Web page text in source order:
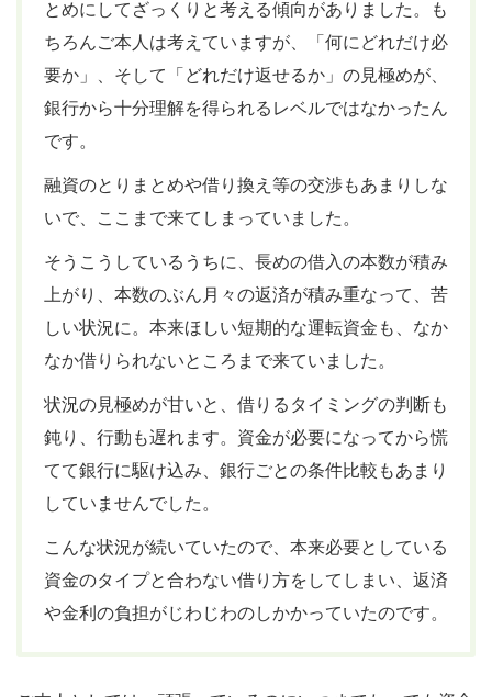
とめにしてざっくりと考える傾向がありました。も
ちろんご本人は考えていますが、「何にどれだけ必
要か」、そして「どれだけ返せるか」の見極めが、
銀行から十分理解を得られるレベルではなかったん
です。
融資のとりまとめや借り換え等の交渉もあまりしな
いで、ここまで来てしまっていました。
そうこうしているうちに、長めの借入の本数が積み
上がり、本数のぶん月々の返済が積み重なって、苦
しい状況に。本来ほしい短期的な運転資金も、なか
なか借りられないところまで来ていました。
状況の見極めが甘いと、借りるタイミングの判断も
鈍り、行動も遅れます。資金が必要になってから慌
てて銀行に駆け込み、銀行ごとの条件比較もあまり
していませんでした。
こんな状況が続いていたので、本来必要としている
資金のタイプと合わない借り方をしてしまい、返済
や金利の負担がじわじわのしかかっていたのです。